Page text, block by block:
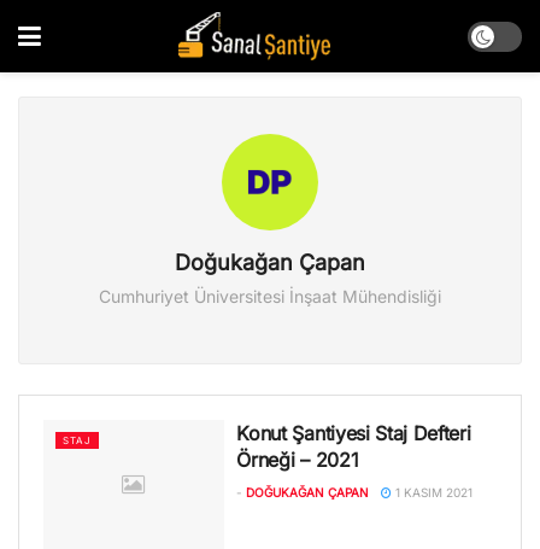
Doğukağan Çapan
Cumhuriyet Üniversitesi İnşaat Mühendisliği
STAJ
Konut Şantiyesi Staj Defteri
Örneği – 2021
- DOĞUKAĞAN ÇAPAN 1 KASIM 2021